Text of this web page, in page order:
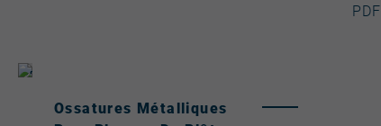
PDF
Ossatures Métalliques